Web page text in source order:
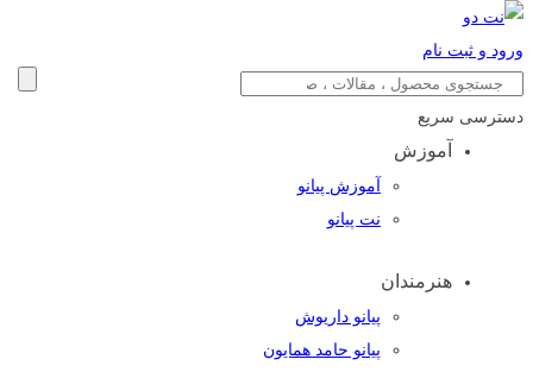
ورود و ثبت نام
دسترسی سریع
آموزش
آموزش پیانو
نت پیانو
هنرمندان
پیانو داریوش
پیانو حامد همایون